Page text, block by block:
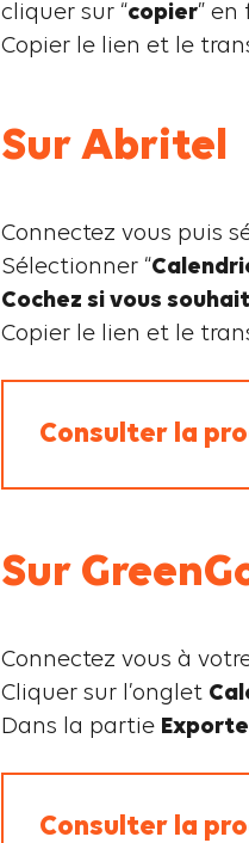
cliquer sur “copier” en
Copier le lien et le
Sur Abritel
Connectez vous puis
Sélectionner “
Cochez si vous
Copier le lien et le
Consulter la
Sur
Connectez vous à
Cliquer sur l’onglet
Dans la partie
Consulter la